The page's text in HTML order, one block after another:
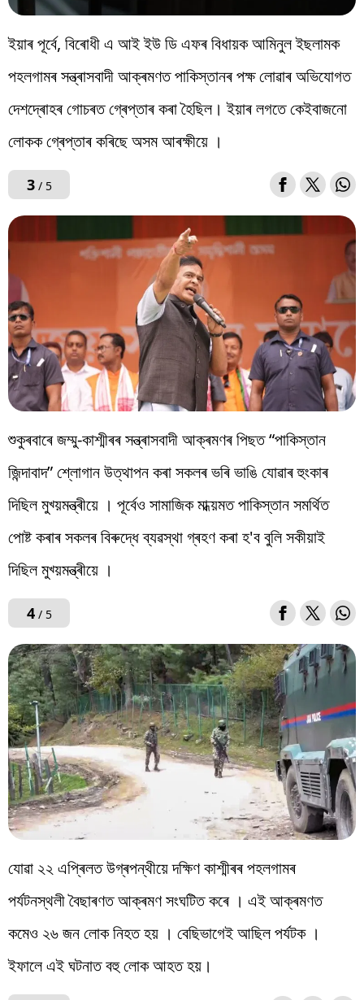
ইয়াৰ পূৰ্বে, বিৰোধী এ আই ইউ ডি এফৰ বিধায়ক আমিনুল ইছলামক
পহলগামৰ সন্ত্ৰাসবাদী আক্ৰমণত পাকিস্তানৰ পক্ষ লোৱাৰ অভিযোগত
দেশদ্ৰোহৰ গোচৰত গ্ৰেপ্তাৰ কৰা হৈছিল। ইয়াৰ লগতে কেইবাজনো
লোকক গ্ৰেপ্তাৰ কৰিছে অসম আৰক্ষীয়ে ।
3/ 5
শুকুৰবাৰে জম্মু-কাশ্মীৰৰ সন্ত্ৰাসবাদী আক্ৰমণৰ পিছত “পাকিস্তান
জিন্দাবাদ” শ্লোগান উত্থাপন কৰা সকলৰ ভৰি ভাঙি যোৱাৰ হুংকাৰ
দিছিল মুখ্য়মন্ত্ৰীয়ে । পূৰ্বেও সামাজিক মাধ্য়মত পাকিস্তান সমৰ্থিত
পোষ্ট কৰাৰ সকলৰ বিৰুদ্ধে ব্যৱস্থা গ্ৰহণ কৰা হ'ব বুলি সকীয়াই
দিছিল মুখ্য়মন্ত্ৰীয়ে ।
4/ 5
যোৱা ২২ এপ্ৰিলত উগ্ৰপন্থীয়ে দক্ষিণ কাশ্মীৰৰ পহলগামৰ
পৰ্যটনস্থলী বৈছাৰণত আক্ৰমণ সংঘটিত কৰে । এই আক্ৰমণত
কমেও ২৬ জন লোক নিহত হয় । বেছিভাগেই আছিল পৰ্যটক ।
ইফালে এই ঘটনাত বহু লোক আহত হয়।